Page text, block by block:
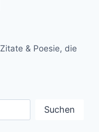
& Poesie, die
Suchen